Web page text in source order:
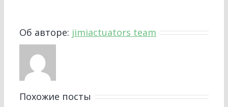
Об авторе: jimiactuators team
Похожие посты